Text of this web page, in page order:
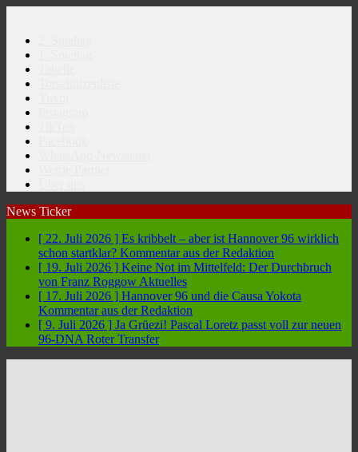
News Ticker
[ 22. Juli 2026 ] Es kribbelt – aber ist Hannover 96 wirklich
schon startklar? Kommentar aus der Redaktion
[ 19. Juli 2026 ] Keine Not im Mittelfeld: Der Durchbruch
von Franz Roggow Aktuelles
[ 17. Juli 2026 ] Hannover 96 und die Causa Yokota
Kommentar aus der Redaktion
[ 9. Juli 2026 ] Ja Grüezi! Pascal Loretz passt voll zur neuen
96-DNA Roter Transfer